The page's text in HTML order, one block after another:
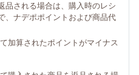
品される場合は、購入時のレシ
、ナデポポイントおよび商品代
加算されたポイントがマイナス